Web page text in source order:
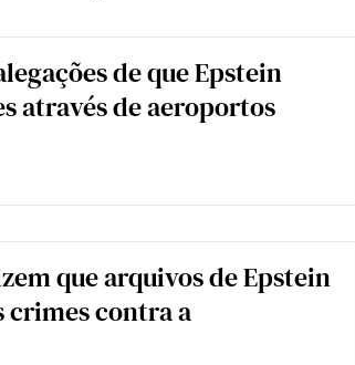
de que Epstein
através de aeroportos
que arquivos de Epstein
crimes contra a